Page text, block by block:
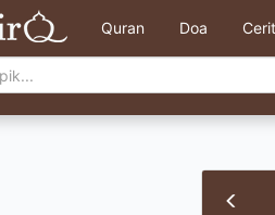
Quran Doa